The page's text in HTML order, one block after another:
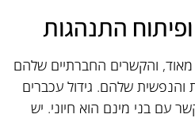
התנהגות
מאוד, והקשרים החברתיים שלהם
והנפשית שלהם. גידול עכברים
עם בני מינם הוא חיוני. יש